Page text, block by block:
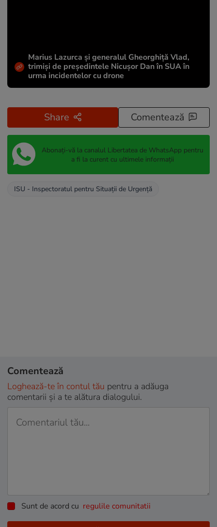
Marius Lazurca și generalul Gheorghiță Vlad,
trimiși de președintele Nicușor Dan în SUA în
urma incidentelor cu drone
Share Comentează
Abonați-vă la canalul Libertatea de WhatsApp pentru
a fi la curent cu ultimele informații
ISU - Inspectoratul pentru Situații de Urgență
Comentează
Loghează-te în contul tău pentru a adăuga
comentarii și a te alătura dialogului.
Sunt de acord cu regulile comunitatii